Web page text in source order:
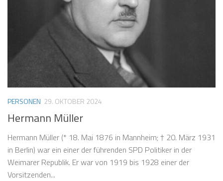
PERSONEN 29. OKTOBER 2024
Hermann Müller
Hermann Müller (* 18. Mai 1876 in Mannheim; † 20. März 1931
in Berlin) war ein einer der führenden SPD Politiker in der
Weimarer Republik. Er war von 1919 bis 1928 einer der
Vorsitzenden...